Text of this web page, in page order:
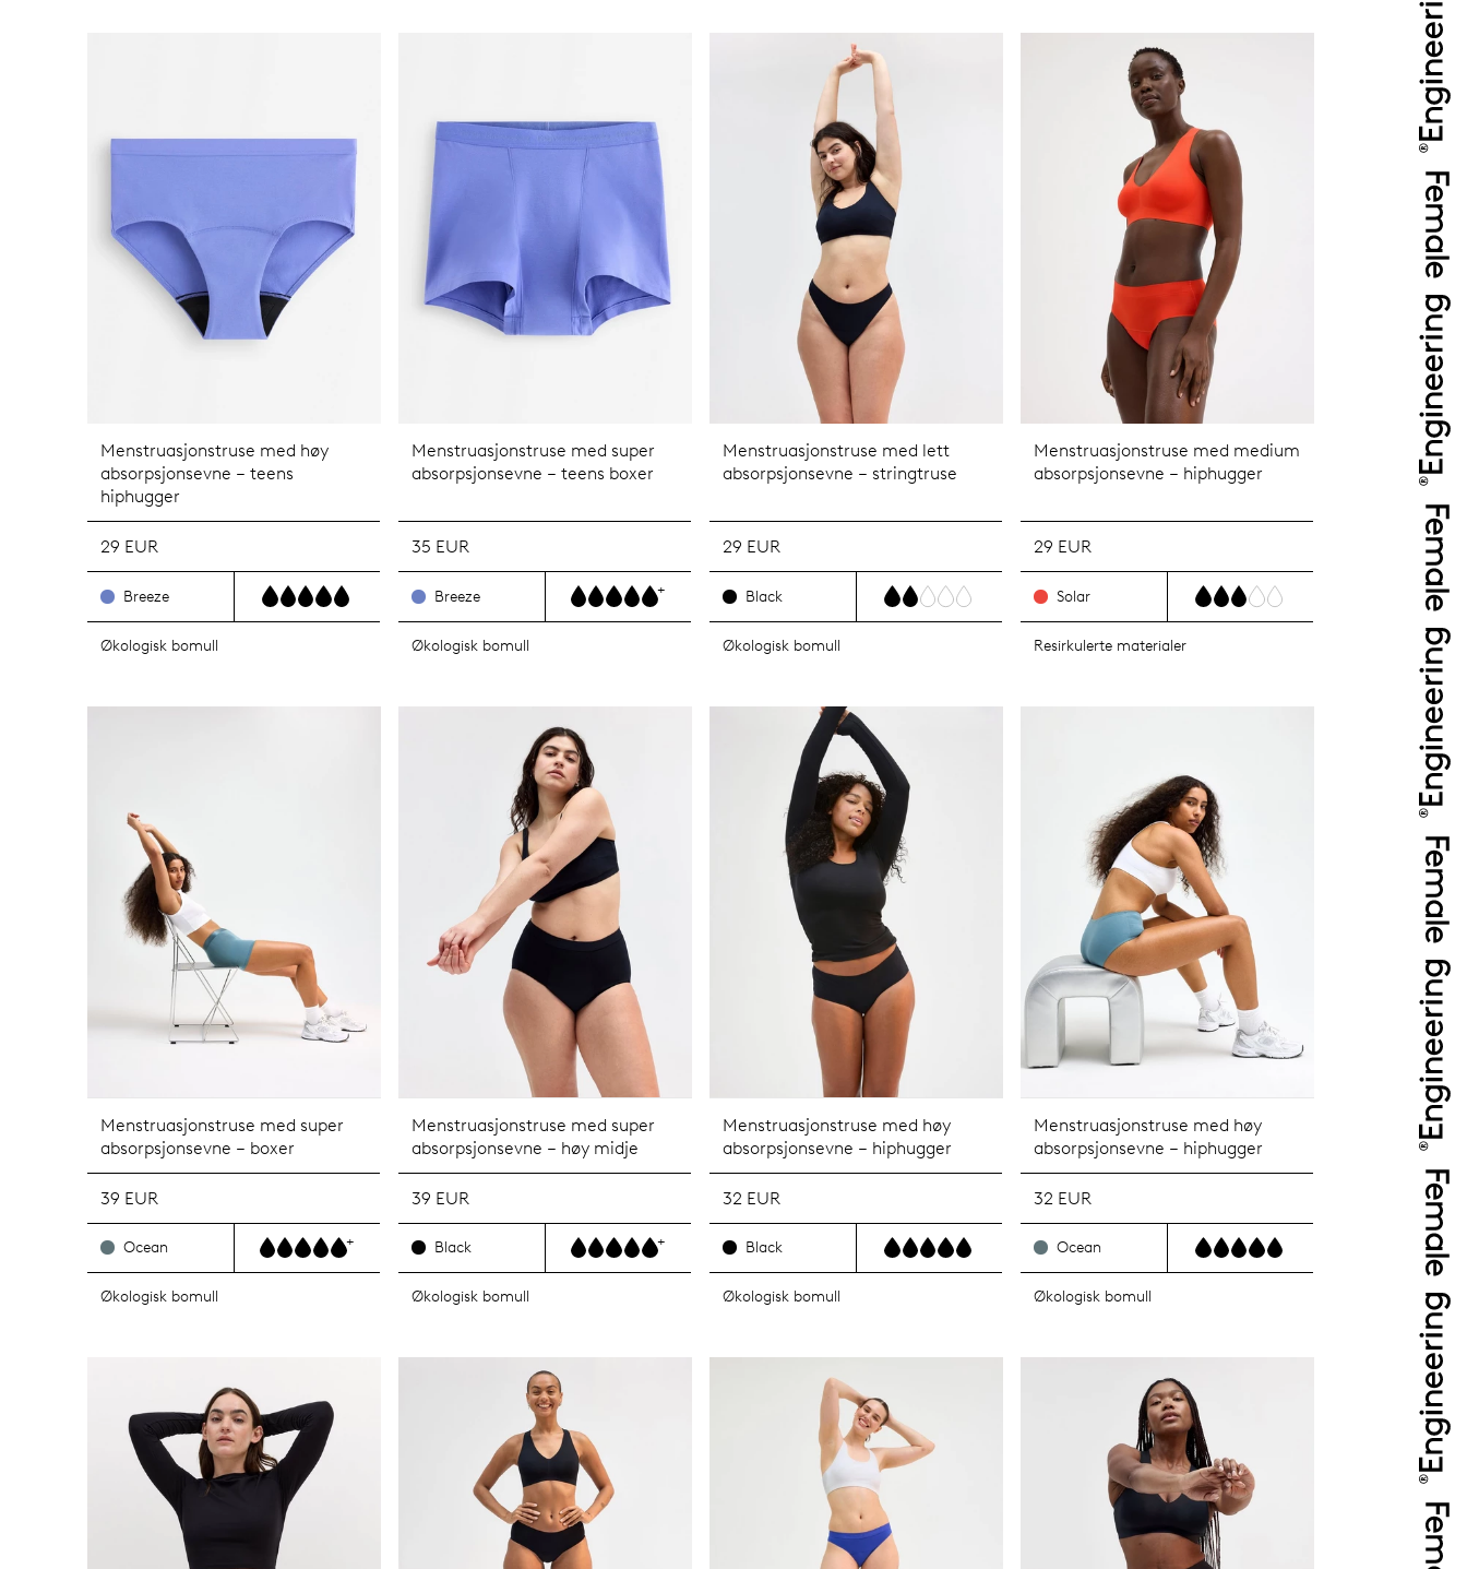
Menstruasjonstruse med høy
absorpsjonsevne – teens
hiphugger
29 EUR
Breeze
Økologisk bomull
Menstruasjonstruse med super
absorpsjonsevne – teens boxer
35 EUR
Breeze +
Økologisk bomull
Menstruasjonstruse med lett
absorpsjonsevne – stringtruse
29 EUR
Black
Økologisk bomull
Menstruasjonstruse med medium
absorpsjonsevne – hiphugger
29 EUR
Solar
Resirkulerte materialer
Menstruasjonstruse med super
absorpsjonsevne – boxer
39 EUR
Ocean +
Økologisk bomull
Menstruasjonstruse med super
absorpsjonsevne – høy midje
39 EUR
Black +
Økologisk bomull
Menstruasjonstruse med høy
absorpsjonsevne – hiphugger
32 EUR
Black
Økologisk bomull
Menstruasjonstruse med høy
absorpsjonsevne – hiphugger
32 EUR
Ocean
Økologisk bomull